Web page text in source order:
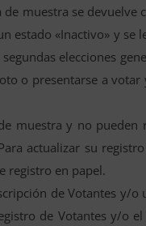
de muestra se
estado «Inactivo» y
elecciones
o presentarse a
muestra y no
actualizar su
registro en papel.
de Votantes y/
de Votantes y/o